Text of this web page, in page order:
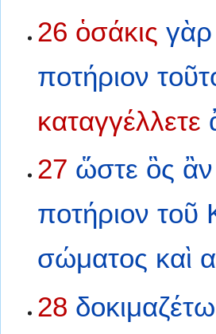
26 ὁσάκις γὰρ
ποτήριον
καταγγέλλετε
27 ὥστε ὃς ἂν
ποτήριον τοῦ
σώματος καὶ
28 δοκιμαζέτω